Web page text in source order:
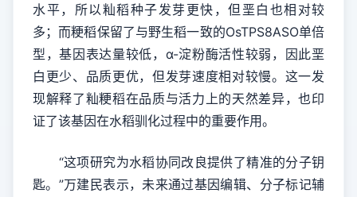
水平，所以籼稻种子发芽更快，但垩白也相对较
多；而粳稻保留了与野生稻一致的OsTPS8ASO单倍
型，基因表达量较低，α-淀粉酶活性较弱，因此垩
白更少、品质更优，但发芽速度相对较慢。这一发
现解释了籼粳稻在品质与活力上的天然差异，也印
证了该基因在水稻驯化过程中的重要作用。
“这项研究为水稻协同改良提供了精准的分子钥
匙。”万建民表示，未来通过基因编辑、分子标记辅